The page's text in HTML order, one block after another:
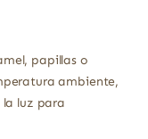
papillas o
ambiente,
luz para